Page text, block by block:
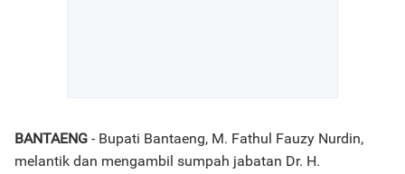
BANTAENG - Bupati Bantaeng, M. Fathul Fauzy Nurdin,
melantik dan mengambil sumpah jabatan Dr. H.